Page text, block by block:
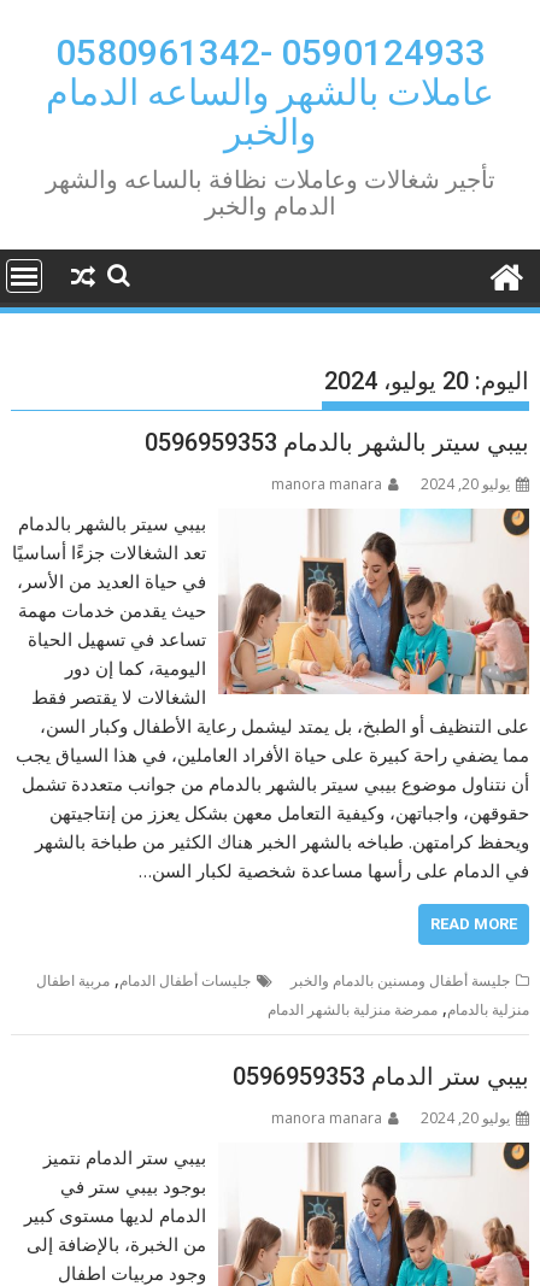
content
0590124933 -0580961342
عاملات بالشهر والساعه الدمام
والخبر
تأجير شغالات وعاملات نظافة بالساعه والشهر
الدمام والخبر
اليوم:20 يوليو، 2024
بيبي سيتر بالشهر بالدمام 0596959353
يوليو 20, 2024 manora manara
بيبي سيتر بالشهر بالدمام
تعد الشغالات جزءًا أساسيًا
في حياة العديد من الأسر،
حيث يقدمن خدمات مهمة
تساعد في تسهيل الحياة
اليومية، كما إن دور
الشغالات لا يقتصر فقط
على التنظيف أو الطبخ، بل يمتد ليشمل رعاية الأطفال وكبار السن،
مما يضفي راحة كبيرة على حياة الأفراد العاملين، في هذا السياق يجب
أن نتناول موضوع بيبي سيتر بالشهر بالدمام من جوانب متعددة تشمل
حقوقهن، واجباتهن، وكيفية التعامل معهن بشكل يعزز من إنتاجيتهن
ويحفظ كرامتهن. طباخه بالشهر الخبر هناك الكثير من طباخة بالشهر
في الدمام على رأسها مساعدة شخصية لكبار السن…
READ MORE
جليسة أطفال ومسنين بالدمام والخبر جليسات أطفال الدمام,مربية اطفال
منزلية بالدمام,ممرضة منزلية بالشهر الدمام
بيبي ستر الدمام 0596959353
يوليو 20, 2024 manora manara
بيبي ستر الدمام نتميز
بوجود بيبي ستر في
الدمام لديها مستوى كبير
من الخبرة، بالإضافة إلى
وجود مربيات اطفال